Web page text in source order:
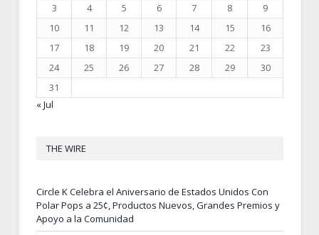
3
4 5 6 7 8
9
10
11 12 13 14 15
16
17
18 19 20 21 22
23
24
25 26 27 28 29
30
31
« Jul
THE WIRE
Circle K Celebra el Aniversario de Estados Unidos Con
Polar Pops a 25¢, Productos Nuevos, Grandes Premios y
Apoyo a la Comunidad